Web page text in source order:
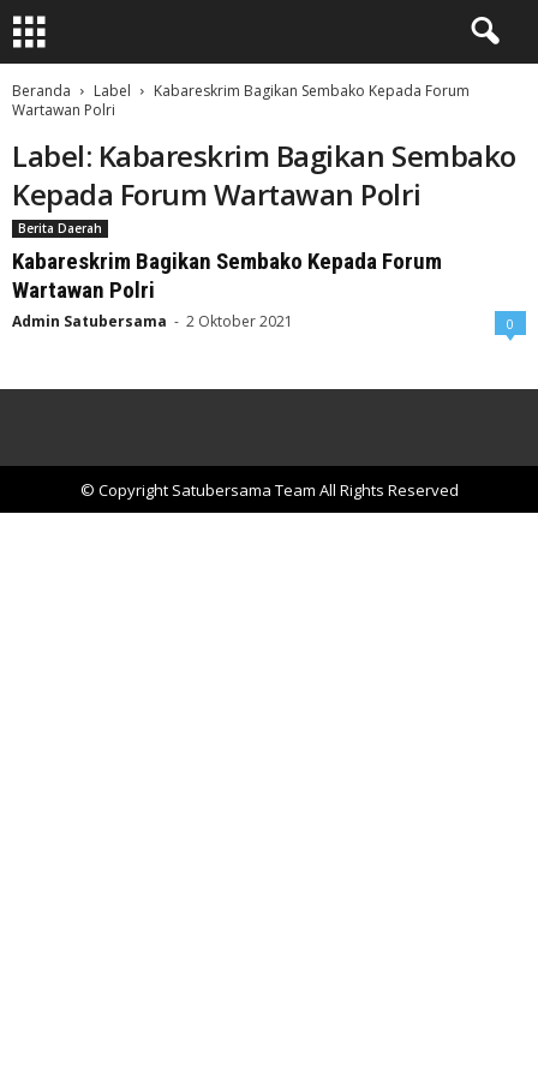
Beranda Label
Kabareskrim Bagikan Sembako Kepada Forum
Wartawan Polri
Label: Kabareskrim Bagikan Sembako
Kepada Forum Wartawan Polri
Berita Daerah
Kabareskrim Bagikan Sembako Kepada Forum
Wartawan Polri
Admin Satubersama - 2 Oktober 2021 0
© Copyright Satubersama Team All Rights Reserved